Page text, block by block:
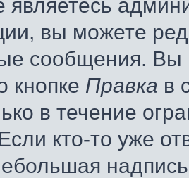
являетесь
вы можете
сообщения. Вы
кнопке Правка в
в течение
кто-то уже